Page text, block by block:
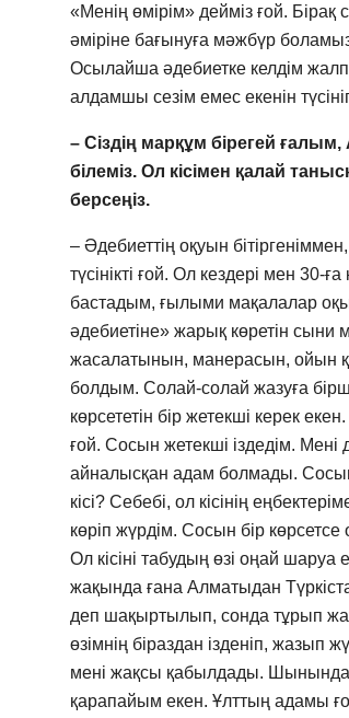
«Менің өмірім» дейміз ғой.
әміріне бағынуға мәжбүр
Осылайша әдебиетке келдім
алдамшы сезім емес екенін
– Сіздің марқұм бірегей
білеміз. Ол кісімен қалай
берсеңіз.
– Әдебиеттің оқуын
түсінікті ғой. Ол кездері мен 30-
бастадым, ғылыми мақалалар
әдебиетіне» жарық көретін
жасалатынын, манерасын, ойын
болдым. Солай-солай жазуға
көрсететін бір жетекші керек
ғой. Сосын жетекші іздедім.
айналысқан адам болмады.
кісі? Себебі, ол кісінің
көріп жүрдім. Сосын бір көрсетсе
Ол кісіні табудың өзі оңай шаруа
жақында ғана Алматыдан
деп шақыртылып, сонда тұрып
өзімнің біраздан ізденіп,
мені жақсы қабылдады. Шынында
қарапайым екен. Ұлттың адамы